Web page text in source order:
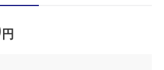
円